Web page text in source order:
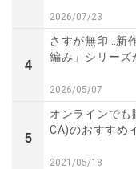
2026/07/23
4
さすが無印…新
編み」シリーズ
2026/05/07
5
オンラインでも
CA)のおすすめ
2021/05/18